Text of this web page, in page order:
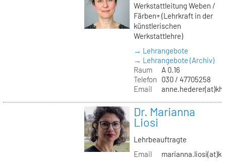
Werkstattleitung Weben /
Färben+ (Lehrkraft in der
künstlerischen
Werkstattlehre)
→ Lehrangebote
→ Lehrangebote (Archiv)
Raum
A 0.16
Telefon
030 / 47705258
Email
Dr. Marianna
Liosi
Lehrbeauftragte
Email